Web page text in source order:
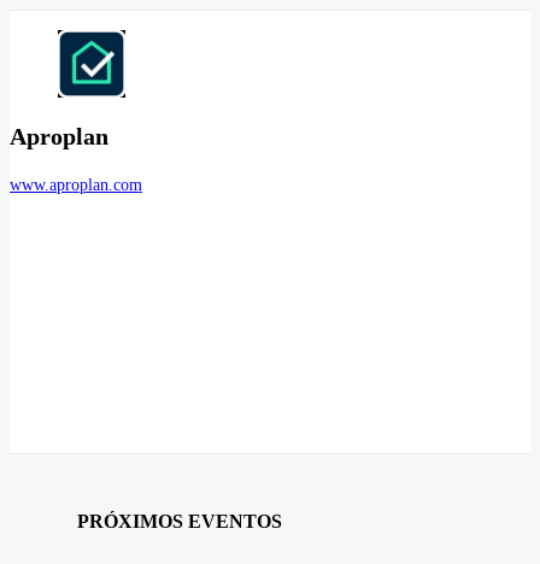
Aproplan
www.aproplan.com
PRÓXIMOS EVENTOS